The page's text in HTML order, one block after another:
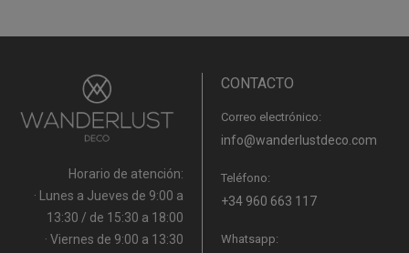
Horario de atención:
· Lunes a Jueves de 9:00 a
13:30 / de 15:30 a 18:00
· Viernes de 9:00 a 13:30
CONTACTO
Correo electrónico:
info@wanderlustdeco.com
Teléfono:
+34 960 663 117
Whatsapp: